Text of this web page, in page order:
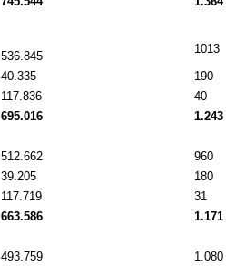
536.845
1013
40.335
190
117.836
40
695.016
1.243
512.662
960
39.205
180
117.719
31
663.586
1.171
493.759
1.080